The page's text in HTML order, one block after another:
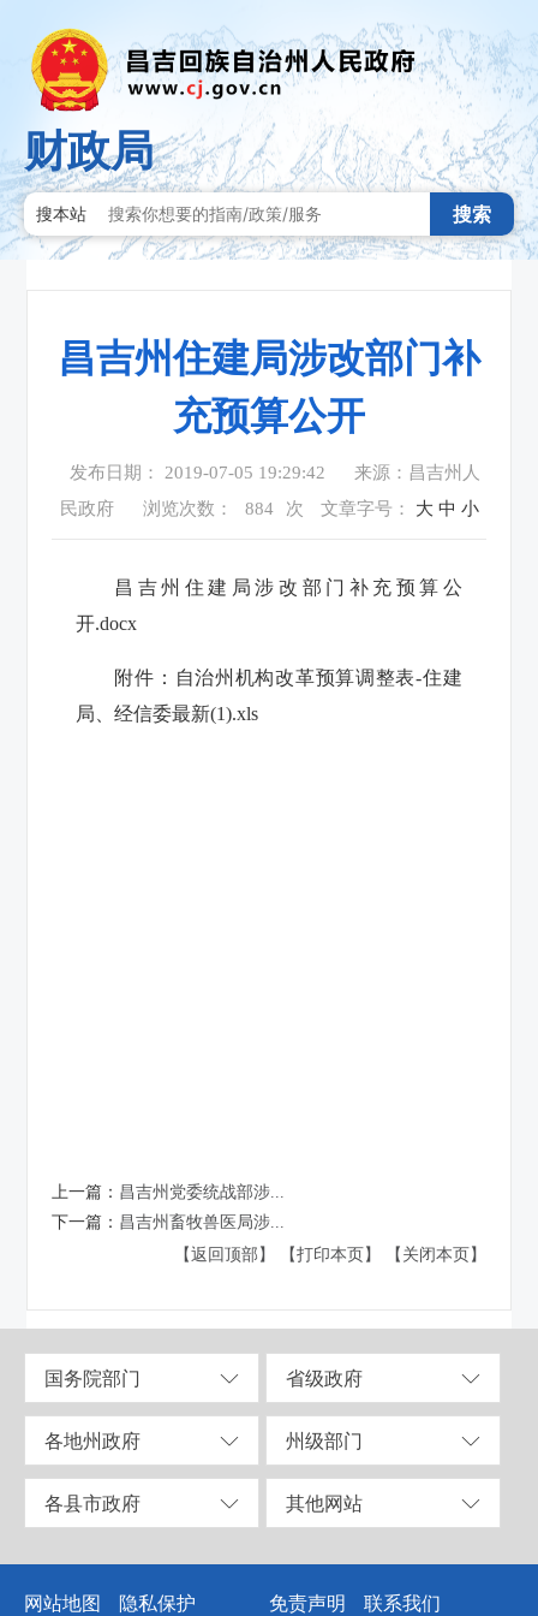
财政局
搜本站 搜索
昌吉州住建局涉改部门补
充预算公开
发布日期： 2019-07-05 19:29:42
来源：昌吉州人
民政府
浏览次数： 884 次 文章字号： 大 中 小
昌吉州住建局涉改部门补充预算公
开.docx
附件： 自治州机构改革预算调整表-住建
局、经信委最新(1).xls
上一篇： 昌吉州党委统战部涉...
下一篇： 昌吉州畜牧兽医局涉...
【返回顶部】
【打印本页】 【关闭本页】
国务院部门 省级政府
各地州政府 州级部门
各县市政府 其他网站
网站地图 隐私保护 免责声明 联系我们